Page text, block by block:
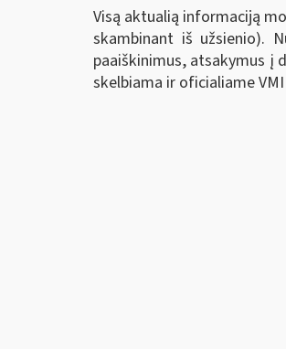
Visą aktualią informaciją
skambinant iš užsienio).
paaiškinimus, atsakymus į
skelbiama ir oficialiame